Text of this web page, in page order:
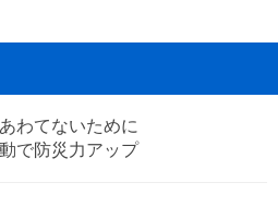
わてないために
で防災力アップ